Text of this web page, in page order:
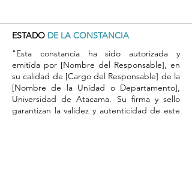
ESTADO DE LA CONSTANCIA
"Esta constancia ha sido autorizada y
emitida por [Nombre del Responsable], en
su calidad de [Cargo del Responsable] de la
[Nombre de la Unidad o Departamento],
Universidad de Atacama. Su firma y sello
garantizan la validez y autenticidad de este